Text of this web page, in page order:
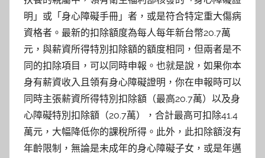
明」或「身心障礙手冊」者，或是符合特定重大傷病
資格者。最新的扣除額度為每人每年新台幣20.7萬
元，與薪資所得特別扣除額的額度相同，但兩者是不
同的扣除項目，可以同時申報。也就是說，如果你本
身有薪資收入且領有身心障礙證明，你在申報時可以
同時主張薪資所得特別扣除額（最高20.7萬）以及身
心障礙特別扣除額（20.7萬），合計最高可扣除41.4
萬元，大幅降低你的課稅所得。此外，此扣除額沒有
年齡限制，無論是未成年的身心障礙子女，或是年邁